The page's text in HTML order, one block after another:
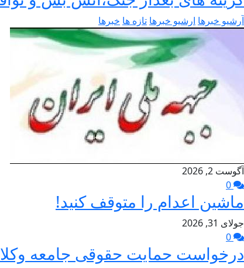
آرشیو خبرها ارشیو خبرها تازه ها خبرها
آگوست 2, 2026
ماشین اعدام را متوقف کنید!
جولای 31, 2026
درخواست حمایت حقوقی جامعه وکلا